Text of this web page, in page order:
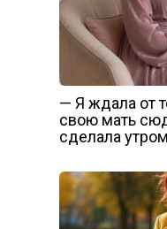
— Я ждала от
свою мать
сделала